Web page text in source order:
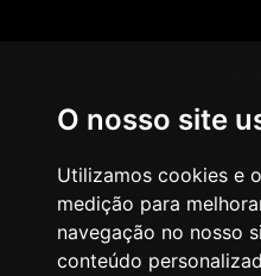
O nosso site
Utilizamos cookies e
medição para
navegação no nosso
conteúdo
COMO
NOSSOS
CASES &